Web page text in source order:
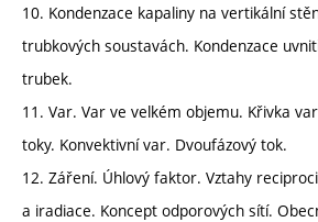
10. Kondenzace kapaliny na vertikální
trubkových soustavách. Kondenzace
trubek.
11. Var. Var ve velkém objemu. Křivka
toky. Konvektivní var. Dvoufázový tok.
12. Záření. Úhlový faktor. Vztahy
a iradiace. Koncept odporových sítí.